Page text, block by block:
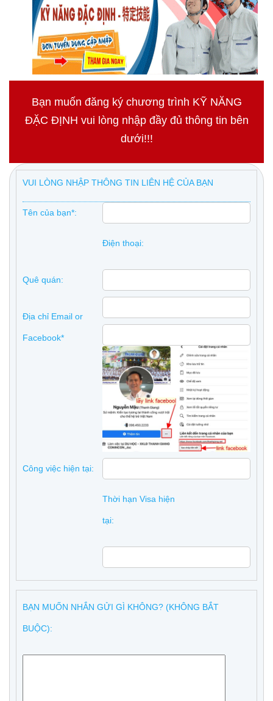
Bạn muốn đăng ký chương trình KỸ NĂNG
ĐẶC ĐỊNH vui lòng nhập đầy đủ thông tin bên
dưới!!!
VUI LÒNG NHẬP THÔNG TIN LIÊN HỆ CỦA BẠN
Tên của bạn*:
Điện thoại:
Quê quán:
Địa chỉ Email or
Facebook*
Công việc hiện tại:
Thời hạn Visa hiện
tại:
BẠN MUỐN NHẮN GỬI GÌ KHÔNG? (KHÔNG BẮT
BUỘC):